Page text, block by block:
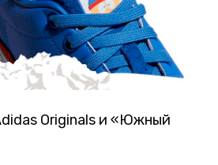
Originals и «Южный